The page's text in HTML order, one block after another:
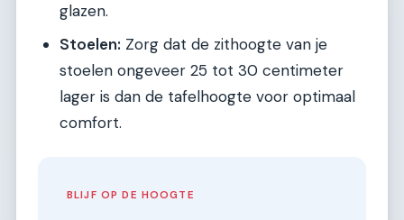
glazen.
Stoelen: Zorg dat de zithoogte van je
stoelen ongeveer 25 tot 30 centimeter
lager is dan de tafelhoogte voor optimaal
comfort.
BLIJF OP DE HOOGTE